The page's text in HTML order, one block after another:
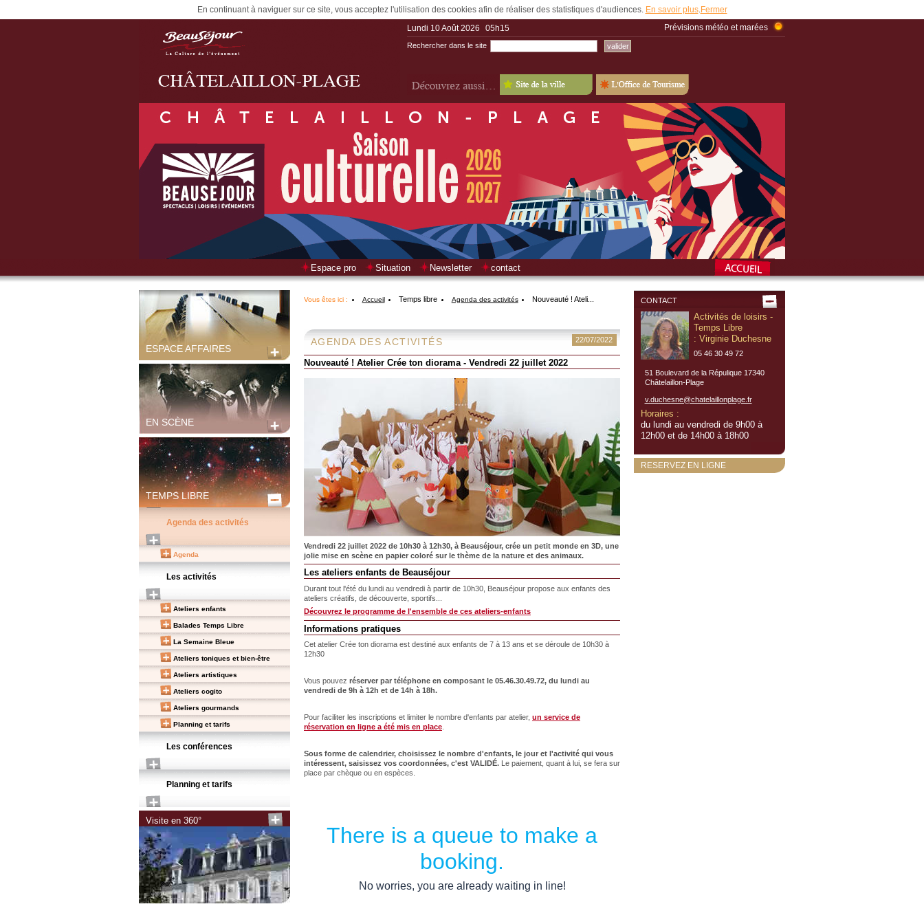
En continuant à naviguer sur ce site, vous acceptez l'utilisation des cookies afin de réaliser des statistiques d'audiences. En savoir plus. Fermer
Lundi 10 Août 2026
05h15 Prévisions météo et marées
Rechercher dans le site
Espace pro Situation Newsletter contact
ESPACE AFFAIRES
EN SCÈNE
TEMPS LIBRE
Agenda des activités
Agenda
Les activités
Ateliers enfants
Balades Temps Libre
La Semaine Bleue
Ateliers toniques et bien-être
Ateliers artistiques
Ateliers cogito
Ateliers gourmands
Planning et tarifs
Les conférences
Planning et tarifs
Visite en 360°
Vous êtes ici : Accueil Temps libre Agenda des activités Nouveauté ! Ateli...
AGENDA DES ACTIVITÉS 22/07/2022
Nouveauté ! Atelier Crée ton diorama - Vendredi 22 juillet 2022
Vendredi 22 juillet 2022 de 10h30 à 12h30, à Beauséjour, crée un petit monde en 3D, une
jolie mise en scène en papier coloré sur le thème de la nature et des animaux.
Les ateliers enfants de Beauséjour
Durant tout l'été du lundi au vendredi à partir de 10h30, Beauséjour propose aux enfants des
ateliers créatifs, de découverte, sportifs...
Découvrez le programme de l'ensemble de ces ateliers-enfants
Informations pratiques
Cet atelier Crée ton diorama est destiné aux enfants de 7 à 13 ans et se déroule de 10h30 à
12h30
Vous pouvez réserver par téléphone en composant le 05.46.30.49.72, du lundi au
vendredi de 9h à 12h et de 14h à 18h.
Pour faciliter les inscriptions et limiter le nombre d'enfants par atelier, un service de
réservation en ligne a été mis en place
Sous forme de calendrier, choisissez le nombre d'enfants, le jour et l'activité qui vous
intéressent, saisissez vos coordonnées, c'est VALIDÉ. Le paiement, quant à lui, se fera sur
place par chèque ou en espèces.
CONTACT
Activités de loisirs -
Temps Libre
: Virginie Duchesne
05 46 30 49 72
51 Boulevard de la Répulique 17340
Châtelaillon-Plage
v.duchesne@chatelaillonplage.fr
Horaires :
du lundi au vendredi de 9h00 à
12h00 et de 14h00 à 18h00
RESERVEZ EN LIGNE